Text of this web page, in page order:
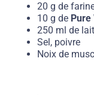
20 g de
10 g de
250 ml de lait
Sel, poivre
Noix de